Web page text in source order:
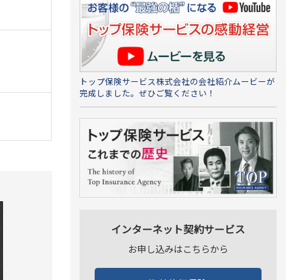
トップ保険サービス株式会社の会社紹介ムービーが
完成しました。ぜひご覧ください！
インターネット契約サービス
お申し込みはこちらから